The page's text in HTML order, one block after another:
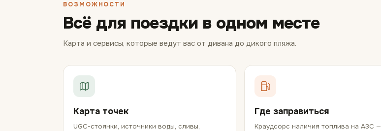
ВОЗМОЖНОСТИ
Всё для поездки в одном месте
Карта и сервисы, которые ведут вас от дивана до дикого пляжа.
Карта точек
UGC-стоянки, источники воды, сливы,
Где заправиться
Краудсорс наличия топлива на АЗС —